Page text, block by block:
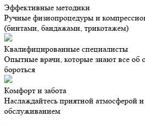
Эффективные методики
Ручные физиопроцедуры и
(бинтами, бандажами, трикотажем)
Квалифицированные специалисты
Опытные врачи, которые знают все об
бороться
Комфорт и забота
Наслаждайтесь приятной атмосферой
обслуживанием